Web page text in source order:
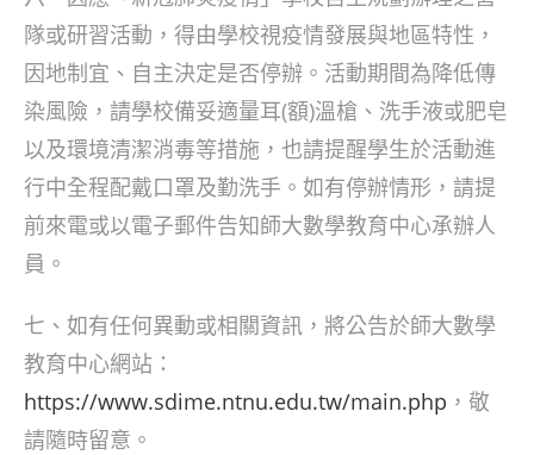
隊或研習活動，得由學校視疫情發展與地區特性，
因地制宜、自主決定是否停辦。活動期間為降低傳
染風險，請學校備妥適量耳(額)溫槍、洗手液或肥皂
以及環境清潔消毒等措施，也請提醒學生於活動進
行中全程配戴口罩及勤洗手。如有停辦情形，請提
前來電或以電子郵件告知師大數學教育中心承辦人
員。
七、如有任何異動或相關資訊，將公告於師大數學
教育中心網站：
https://www.sdime.ntnu.edu.tw/main.php ，敬
請隨時留意。